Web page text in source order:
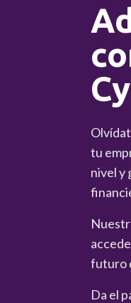
tu
nivel y
futuro
Da el